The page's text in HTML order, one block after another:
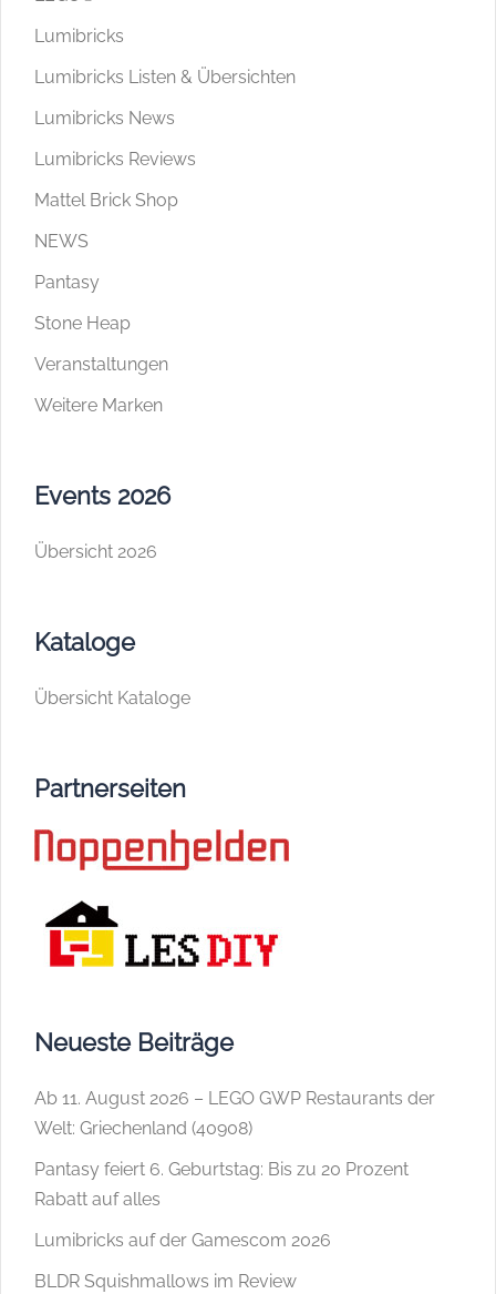
Lumibricks
Lumibricks Listen & Übersichten
Lumibricks News
Lumibricks Reviews
Mattel Brick Shop
NEWS
Pantasy
Stone Heap
Veranstaltungen
Weitere Marken
Events 2026
Übersicht 2026
Kataloge
Übersicht Kataloge
Partnerseiten
Neueste Beiträge
Ab 11. August 2026 – LEGO GWP Restaurants der
Welt: Griechenland (40908)
Pantasy feiert 6. Geburtstag: Bis zu 20 Prozent
Rabatt auf alles
Lumibricks auf der Gamescom 2026
BLDR Squishmallows im Review